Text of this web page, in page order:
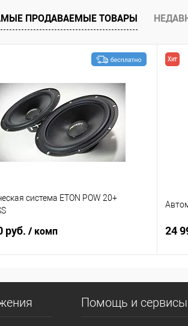
ПРОДАВАЕМЫЕ ТОВАРЫ
система ETON POW 20+
руб. / комп
Хит
24
Помощь и сервисы